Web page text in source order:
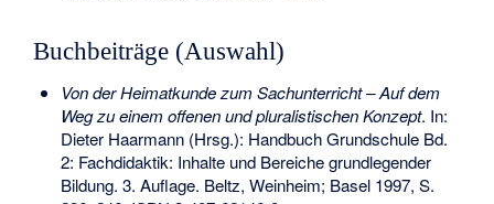
Buchbeiträge (Auswahl)
Von der Heimatkunde zum Sachunterricht – Auf dem
Weg zu einem offenen und pluralistischen Konzept. In:
Dieter Haarmann (Hrsg.): Handbuch Grundschule Bd.
2: Fachdidaktik: Inhalte und Bereiche grundlegender
Bildung. 3. Auflage. Beltz, Weinheim; Basel 1997, S.